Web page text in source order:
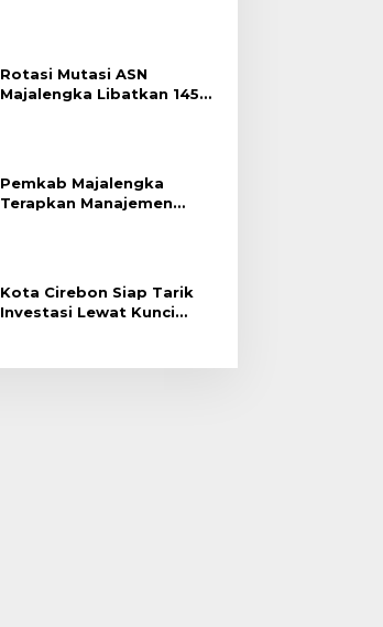
Rotasi Mutasi ASN
Majalengka Libatkan 145
Pemkab Majalengka
Terapkan Manajemen
Kota Cirebon Siap Tarik
Investasi Lewat Kunci